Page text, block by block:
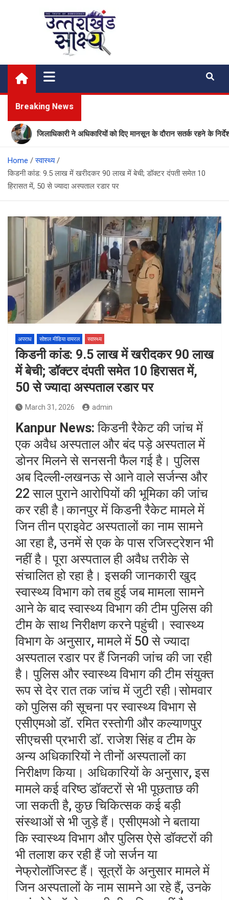
Uttarakhand Shakshya
My News Portal
Breaking News
जिलाधिकारी ने अधिकारियों को दिए मानसून के दौरान सतर्क रहने के निर्देश
Home
स्वास्थ्य
किडनी कांड: 9.5 लाख में खरीदकर 90 लाख में बेची; डॉक्टर दंपती समेत 10
हिरासत में, 50 से ज्यादा अस्पताल रडार पर
अपराध सोशल मीडिया वायरल स्वास्थ्य
किडनी कांड: 9.5 लाख में खरीदकर 90 लाख
में बेची; डॉक्टर दंपती समेत 10 हिरासत में,
50 से ज्यादा अस्पताल रडार पर
March 31, 2026 admin
Kanpur News:किडनी रैकेट की जांच में
एक अवैध अस्पताल और बंद पड़े अस्पताल में
डोनर मिलने से सनसनी फैल गई है। पुलिस
अब दिल्ली-लखनऊ से आने वाले सर्जन्स और
22 साल पुराने आरोपियों की भूमिका की जांच
कर रही है।कानपुर में किडनी रैकेट मामले में
जिन तीन प्राइवेट अस्पतालों का नाम सामने
आ रहा है, उनमें से एक के पास रजिस्ट्रेशन भी
नहीं है। पूरा अस्पताल ही अवैध तरीके से
संचालित हो रहा है। इसकी जानकारी खुद
स्वास्थ्य विभाग को तब हुई जब मामला सामने
आने के बाद स्वास्थ्य विभाग की टीम पुलिस की
टीम के साथ निरीक्षण करने पहुंची। स्वास्थ्य
विभाग के अनुसार, मामले में 50 से ज्यादा
अस्पताल रडार पर हैं जिनकी जांच की जा रही
है। पुलिस और स्वास्थ्य विभाग की टीम संयुक्त
रूप से देर रात तक जांच में जुटी रही।सोमवार
को पुलिस की सूचना पर स्वास्थ्य विभाग से
एसीएमओ डॉ. रमित रस्तोगी और कल्याणपुर
सीएचसी प्रभारी डॉ. राजेश सिंह व टीम के
अन्य अधिकारियों ने तीनों अस्पतालों का
निरीक्षण किया। अधिकारियों के अनुसार, इस
मामले कई वरिष्ठ डॉक्टरों से भी पूछताछ की
जा सकती है, कुछ चिकित्सक कई बड़ी
संस्थाओं से भी जुड़े हैं। एसीएमओ ने बताया
कि स्वास्थ्य विभाग और पुलिस ऐसे डॉक्टरों की
भी तलाश कर रही हैं जो सर्जन या
नेफ्रोलॉजिस्ट हैं। सूत्रों के अनुसार मामले में
जिन अस्पतालों के नाम सामने आ रहे हैं, उनके